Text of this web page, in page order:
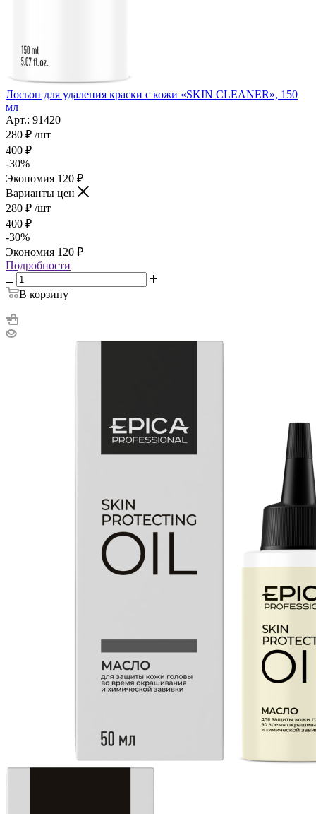
Лосьон для удаления краски с кожи «SKIN CLEANER», 150
мл
Арт.: 91420
280 ₽ /шт
400 ₽
-30%
Экономия 120 ₽
Варианты цен
280 ₽ /шт
400 ₽
-30%
Экономия 120 ₽
Подробности
В корзину